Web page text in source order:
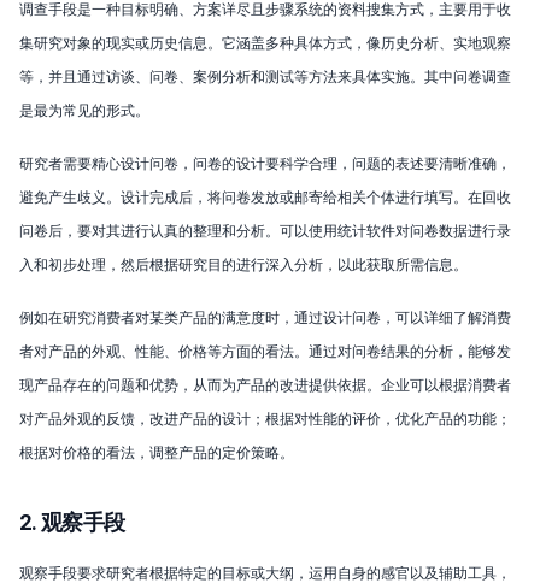
调查手段是一种目标明确、方案详尽且步骤系统的资料搜集方式，主要用于收
集研究对象的现实或历史信息。它涵盖多种具体方式，像历史分析、实地观察
等，并且通过访谈、问卷、案例分析和测试等方法来具体实施。其中问卷调查
是最为常见的形式。
研究者需要精心设计问卷，问卷的设计要科学合理，问题的表述要清晰准确，
避免产生歧义。设计完成后，将问卷发放或邮寄给相关个体进行填写。在回收
问卷后，要对其进行认真的整理和分析。可以使用统计软件对问卷数据进行录
入和初步处理，然后根据研究目的进行深入分析，以此获取所需信息。
例如在研究消费者对某类产品的满意度时，通过设计问卷，可以详细了解消费
者对产品的外观、性能、价格等方面的看法。通过对问卷结果的分析，能够发
现产品存在的问题和优势，从而为产品的改进提供依据。企业可以根据消费者
对产品外观的反馈，改进产品的设计；根据对性能的评价，优化产品的功能；
根据对价格的看法，调整产品的定价策略。
2. 观察手段
观察手段要求研究者根据特定的目标或大纲，运用自身的感官以及辅助工具，